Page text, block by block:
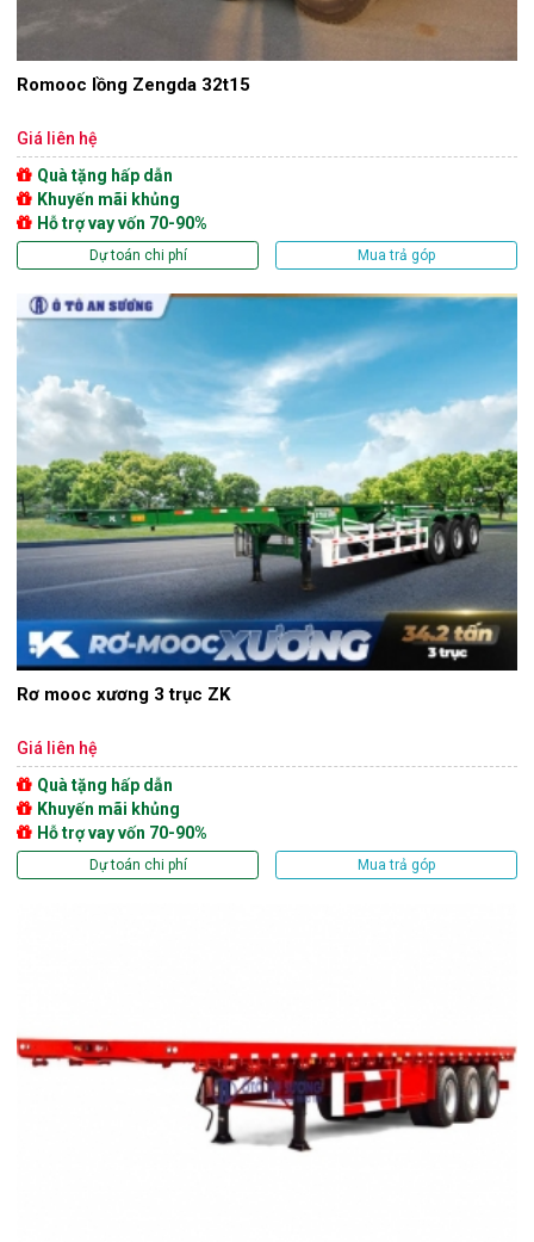
Romooc lồng Zengda 32t15
Giá liên hệ
Quà tặng hấp dẫn
Khuyến mãi khủng
Hỗ trợ vay vốn 70-90%
Dự toán chi phí Mua trả góp
Rơ mooc xương 3 trục ZK
Giá liên hệ
Quà tặng hấp dẫn
Khuyến mãi khủng
Hỗ trợ vay vốn 70-90%
Dự toán chi phí Mua trả góp